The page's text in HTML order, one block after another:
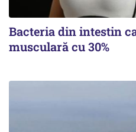
Bacteria din intestin
musculară cu 30%